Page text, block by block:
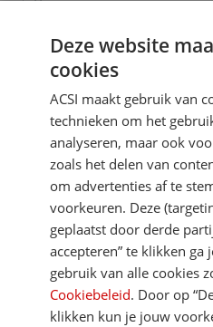
Deze website
cookies
ACSI maakt gebruik van
technieken om het
analyseren, maar ook
zoals het delen van
om advertenties af te
voorkeuren. Deze
geplaatst door derde
accepteren” te klikken ga
gebruik van alle cookies
Cookiebeleid. Door op
klikken kun je jouw